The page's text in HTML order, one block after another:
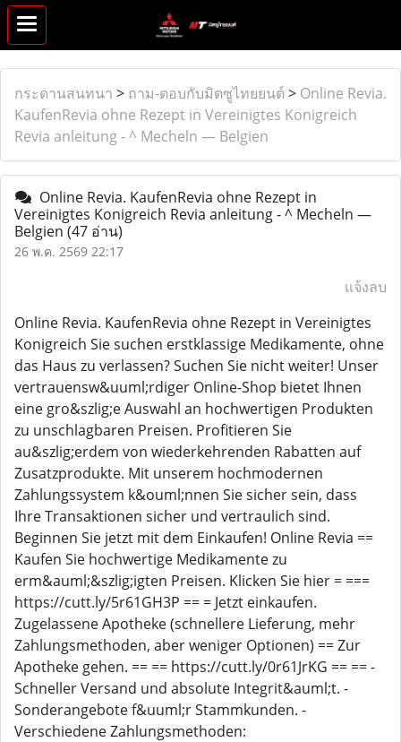
กระดานสนทนา > ถาม-ตอบกับมิตซูไทยยนต์ > Online Revia.
KaufenRevia ohne Rezept in Vereinigtes Konigreich
Revia anleitung - ^ Mecheln — Belgien
Online Revia. KaufenRevia ohne Rezept in
Vereinigtes Konigreich Revia anleitung - ^ Mecheln —
Belgien (47 อ่าน)
26 พ.ค. 2569 22:17
แจ้งลบ
Online Revia. KaufenRevia ohne Rezept in Vereinigtes
Konigreich Sie suchen erstklassige Medikamente, ohne
das Haus zu verlassen? Suchen Sie nicht weiter! Unser
vertrauensw&uuml;rdiger Online-Shop bietet Ihnen
eine gro&szlig;e Auswahl an hochwertigen Produkten
zu unschlagbaren Preisen. Profitieren Sie
au&szlig;erdem von wiederkehrenden Rabatten auf
Zusatzprodukte. Mit unserem hochmodernen
Zahlungssystem k&ouml;nnen Sie sicher sein, dass
Ihre Transaktionen sicher und vertraulich sind.
Beginnen Sie jetzt mit dem Einkaufen! Online Revia ==
Kaufen Sie hochwertige Medikamente zu
erm&auml;&szlig;igten Preisen. Klicken Sie hier = ===
https://cutt.ly/5r61GH3P == = Jetzt einkaufen.
Zugelassene Apotheke (schnellere Lieferung, mehr
Zahlungsmethoden, aber weniger Optionen) == Zur
Apotheke gehen. == == https://cutt.ly/0r61JrKG == == -
Schneller Versand und absolute Integrit&auml;t. -
Sonderangebote f&uuml;r Stammkunden. -
Verschiedene Zahlungsmethoden: